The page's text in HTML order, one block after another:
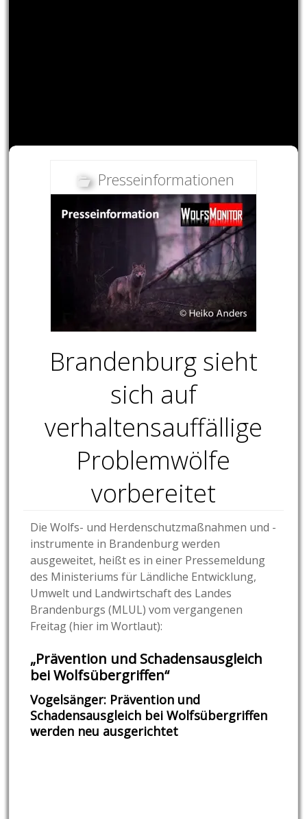
Presseinformationen
Brandenburg sieht
sich auf
verhaltensauffällige
Problemwölfe
vorbereitet
Die Wolfs- und Herdenschutzmaßnahmen und -
instrumente in Brandenburg werden
ausgeweitet, heißt es in einer Pressemeldung
des Ministeriums für Ländliche Entwicklung,
Umwelt und Landwirtschaft des Landes
Brandenburgs (MLUL) vom vergangenen
Freitag (hier im Wortlaut):
„Prävention und Schadensausgleich
bei Wolfsübergriffen“
Vogelsänger: Prävention und
Schadensausgleich bei Wolfsübergriffen
werden neu ausgerichtet